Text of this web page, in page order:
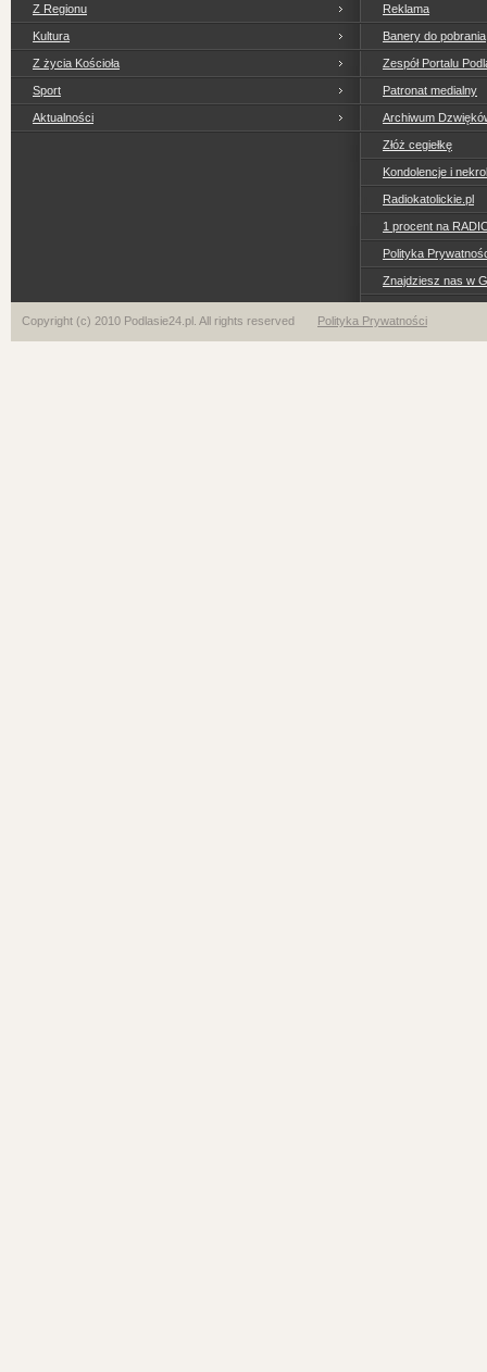
Z Regionu
Kultura
Z życia Kościoła
Sport
Aktualności
Reklama
Banery do pobrania
Zespół Portalu
Patronat medialny
Archiwum
Złóż cegiełkę
Kondolencje i
Radiokatolickie.pl
1 procent na
Polityka
Znajdziesz nas w
Copyright (c) 2010 Podlasie24.pl. All rights reserved Polityka Prywatności